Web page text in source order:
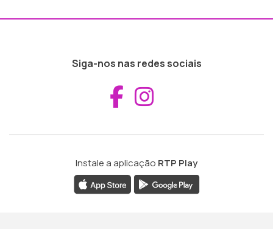
Siga-nos nas redes sociais
Aceder ao
Instale a aplicação RTP Play